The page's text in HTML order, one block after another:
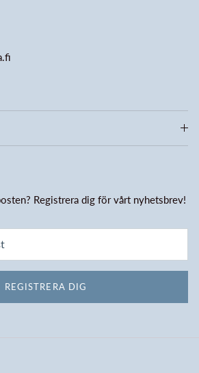
Registrera dig för vårt nyhetsbrev!
REGISTRERA DIG